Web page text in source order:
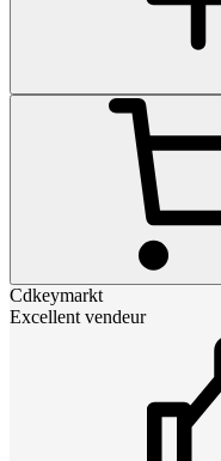
Cdkeymarkt
Excellent vendeur